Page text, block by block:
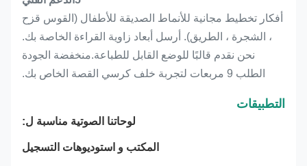
أفكار تخطيط مجانية للأنماط الصديقة للأطفال (القوس قزح
، الشجرة ، الطريق). أرسل أبعاد زاوية القراءة الخاصة بك.
نحن نقدم قالبًا للوضع القابل للطباعة.منخفضة الجودة
الطلب 9 مربعات لتجربة خلف كرسي القصة الخاص بك.
التطبيقات
لوحاتنا الصوتية مناسبة ل:
المكتب و استوديوهات التسجيل